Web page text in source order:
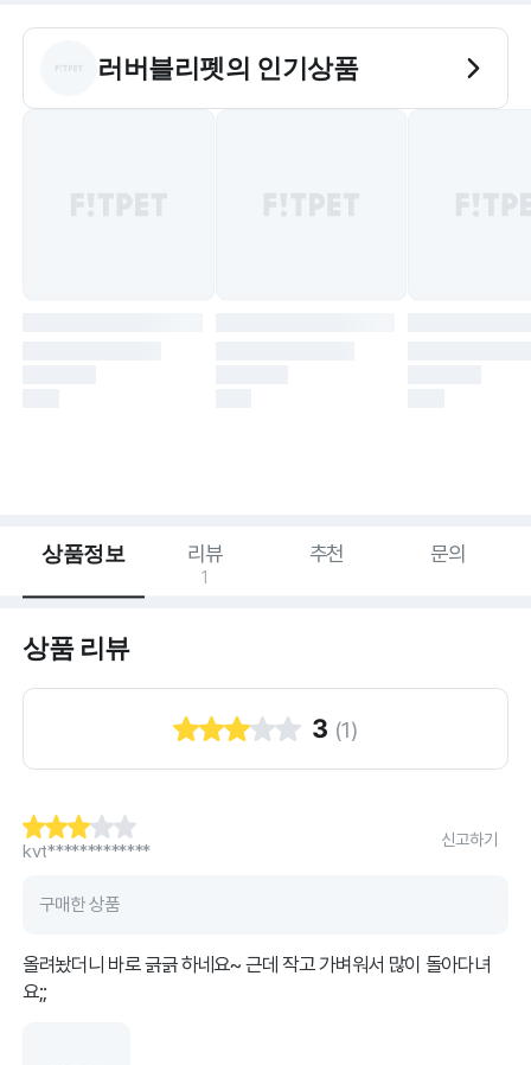
러버블리펫의 인기상품
상품정보 리뷰
1
추천 문의
상품 리뷰
3 (1)
kvt*************
신고하기
구매한 상품
올려놨더니 바로 긁긁 하네요~ 근데 작고 가벼워서 많이 돌아다녀
요;;